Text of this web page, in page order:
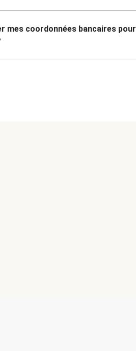
mes coordonnées bancaires pour